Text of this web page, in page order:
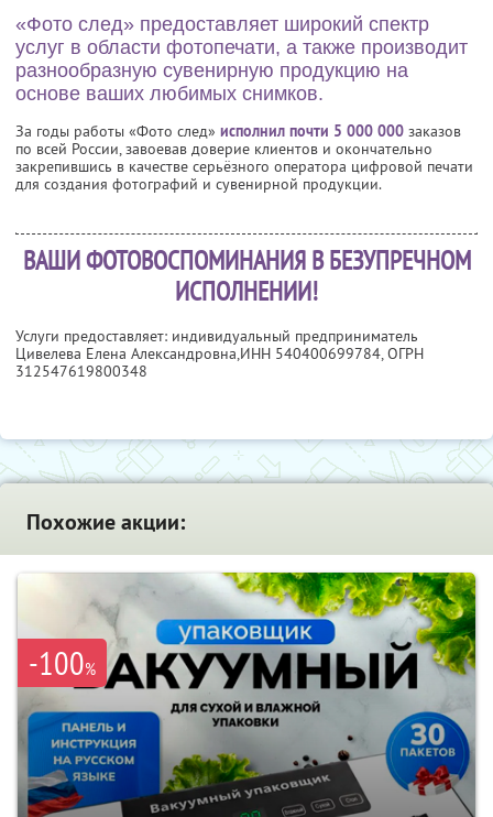
«Фото след» предоставляет широкий спектр
услуг в области фотопечати, а также производит
разнообразную сувенирную продукцию на
основе ваших любимых снимков.
За годы работы «Фото след» исполнил почти 5 000 000 заказов
по всей России, завоевав доверие клиентов и окончательно
закрепившись в качестве серьёзного оператора цифровой печати
для создания фотографий и сувенирной продукции.
ВАШИ ФОТОВОСПОМИНАНИЯ В БЕЗУПРЕЧНОМ
ИСПОЛНЕНИИ!
Услуги предоставляет: индивидуальный предприниматель
Цивелева Елена Александровна,ИНН 540400699784, ОГРН
312547619800348
Похожие акции:
-100%